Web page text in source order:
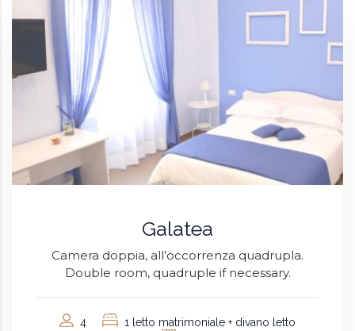
Galatea
Camera doppia, all’occorrenza quadrupla.
Double room, quadruple if necessary.
4
1 letto matrimoniale + divano letto